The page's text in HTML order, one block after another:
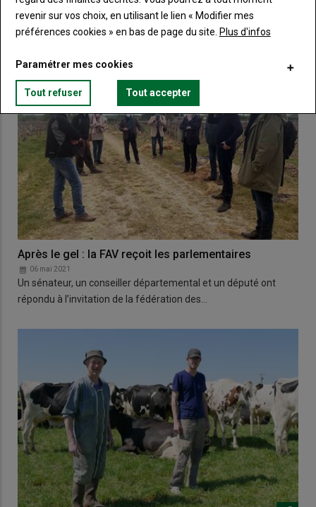
cultures d’hiver ont été mises à l’épreuve. Etat…
Après le gel : la FAV reçoit les parlementaires
06 mai 2021
Un sénateur, un conseiller départemental et un député ont
répondu à l’invitation de la fédération des…
revenir sur vos choix, en utilisant le lien « Modifier mes
préférences cookies » en bas de page du site. Plus d'infos
Paramétrer mes cookies
Tout refuser Tout accepter